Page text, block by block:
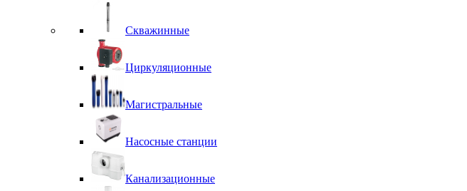
Скважинные
Циркуляционные
Магистральные
Насосные станции
Канализационные